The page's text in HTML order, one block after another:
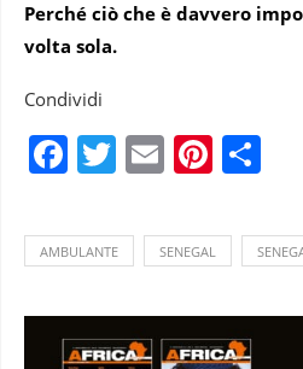
Perché ciò che è davvero
volta sola.
Condividi
Facebook
Twitter
Email
AMBULANTE SENEGAL